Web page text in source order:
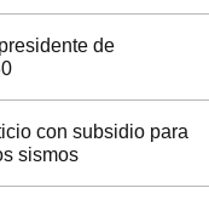
de
con subsidio para
sismos